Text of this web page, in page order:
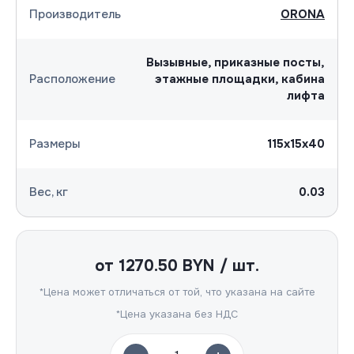
Производитель ORONA
Расположение
Вызывные, приказные посты,
этажные площадки, кабина
лифта
Размеры 115х15х40
Вес, кг 0.03
от 1270.50 BYN / шт.
*Цена может отличаться от той, что указана на сайте
*Цена указана без НДС